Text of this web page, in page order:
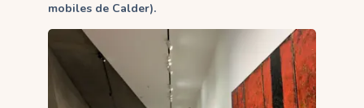
mobiles de Calder).